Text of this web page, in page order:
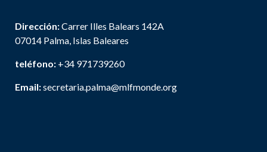
Dirección:Carrer Illes Balears 142A
07014 Palma, Islas Baleares
teléfono: +34 971739260
Email:secretaria.palma@mlfmonde.org